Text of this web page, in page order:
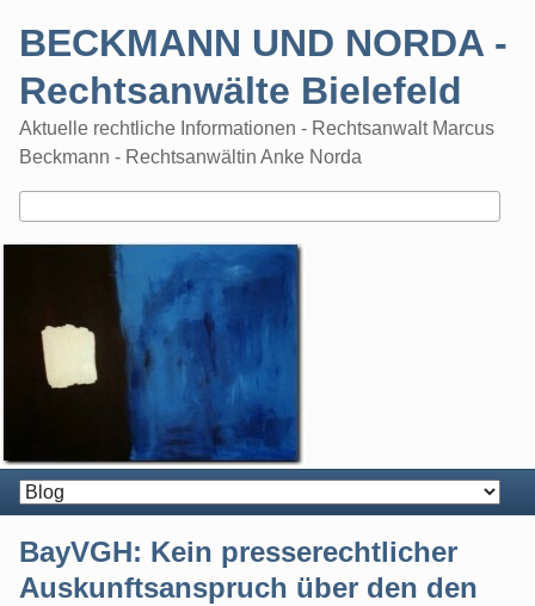
BECKMANN UND NORDA -
Rechtsanwälte Bielefeld
Aktuelle rechtliche Informationen - Rechtsanwalt Marcus
Beckmann - Rechtsanwältin Anke Norda
BayVGH: Kein presserechtlicher
Auskunftsanspruch über den den